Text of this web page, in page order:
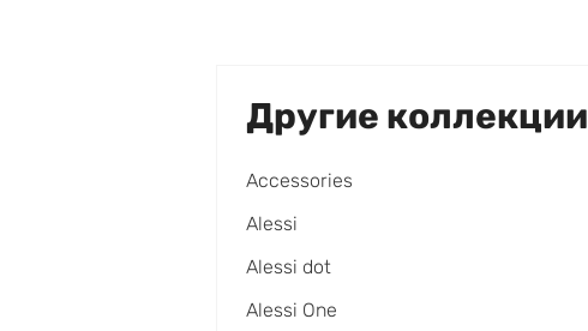
Другие коллекции
Accessories
Alessi
Alessi dot
Alessi One